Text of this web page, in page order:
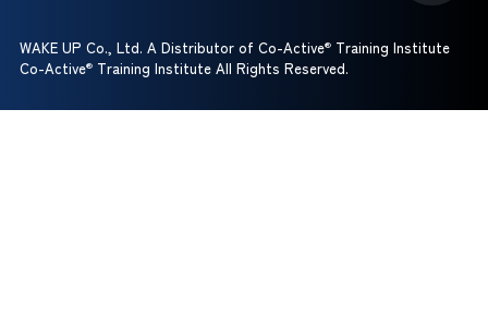
WAKE UP Co., Ltd. A Distributor of Co-Active®Training Institute
Co-Active®Training Institute All Rights Reserved.